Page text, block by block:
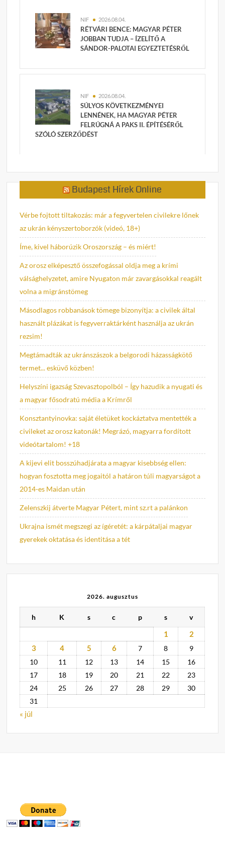
NIF 2026.08.04.
RÉTVÁRI BENCE: MAGYAR PÉTER
JOBBAN TUDJA – ÍZELÍTŐ A
SÁNDOR-PALOTAI EGYEZTETÉSRŐL
NIF 2026.08.04.
SÚLYOS KÖVETKEZMÉNYEI
LENNÉNEK, HA MAGYAR PÉTER
FELRÚGNÁ A PAKS II. ÉPÍTÉSÉRŐL
SZÓLÓ SZERZŐDÉST
Budapest Hírek Online
Vérbe fojtott tiltakozás: már a fegyvertelen civilekre lőnek
az ukrán kényszertoborzók (videó, 18+)
Íme, kivel háborúzik Oroszország – és miért!
Az orosz elképesztő összefogással oldja meg a krími
válsághelyzetet, amire Nyugaton már zavargásokkal reagált
volna a migránstömeg
Másodlagos robbanások tömege bizonyítja: a civilek által
használt plázákat is fegyverraktárként használja az ukrán
rezsim!
Megtámadták az ukránszászok a belgorodi házasságkötő
termet... esküvő közben!
Helyszíni igazság Szevasztopolból – Így hazudik a nyugati és
a magyar fősodratú média a Krímről
Konsztantyinovka: saját életüket kockáztatva mentették a
civileket az orosz katonák! Megrázó, magyarra fordított
videótartalom! +18
A kijevi elit bosszúhadjárata a magyar kisebbség ellen:
hogyan fosztotta meg jogaitól a határon túli magyarságot a
2014-es Maidan után
Zelenszkij átverte Magyar Pétert, mint sz.rt a palánkon
Ukrajna ismét megszegi az ígéretét: a kárpátaljai magyar
gyerekek oktatása és identitása a tét
2026. augusztus
h K s c p s v
1
2
3
4 5 6 7 8
9
10
11 12 13 14 15
16
17
18 19 20 21 22
23
24
25 26 27 28 29
30
31
« júl